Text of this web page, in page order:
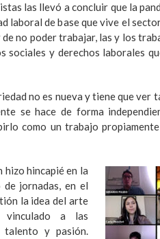
las llevó a concluir que la
laboral de base que vive el
de no poder trabajar, las y los
sociales y derechos laborales
no es nueva y tiene que
se hace de forma
como un trabajo
hizo hincapié en la
jornadas, en el
la idea del arte
vinculado a las
talento y pasión.